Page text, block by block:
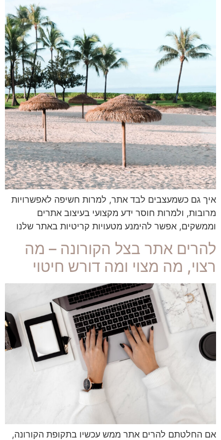
איך גם כשמעצבים לבד אתר, למרות חשיפה לאפשרויות
מרובות, ולמרות חוסר ידע מקצועי בעיצוב אתרים
וממשקים, אפשר להימנע מטעויות קריטיות באתר שלנו
להרים אתר בצל הקורונה – מה
רצוי, מה מצוי ומה דורש חיטוי
אם החלטתם להרים אתר ממש עכשיו בתקופת הקורונה,